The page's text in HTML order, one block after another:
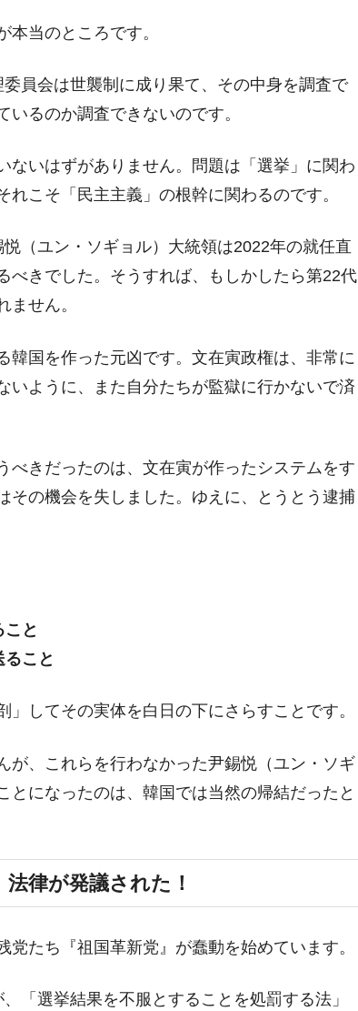
績「史上最高益」当期純利益は前年同期比13.4倍に。
(水)もサイドカー・サーキットブレイカーの二段コンボ
県とは？
る賞金とは？
スーパーリーグとは？
いる意外な選手とは？
当のところです。
員会は世襲制に成り果て、その中身を調査で
るのか調査できないのです。
ないはずがありません。問題は「選挙」に関わ
こそ「民主主義」の根幹に関わるのです。
（ユン・ソギョル）大統領は2022年の就任直
べきでした。そうすれば、もしかしたら第22代
ません。
国を作った元凶です。文在寅政権は、非常に
いように、また自分たちが監獄に行かないで済
べきだったのは、文在寅が作ったシステムをす
その機会を失しました。ゆえに、とうとう逮捕
と
こと
してその実体を白日の下にさらすことです。
が、これらを行わなかった尹錫悦（ユン・ソギ
とになったのは、韓国では当然の帰結だったと
律が発議された！
たち『祖国革新党』が蠢動を始めています。
「選挙結果を不服とすることを処罰する法」